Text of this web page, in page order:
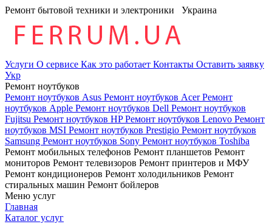
Ремонт бытовой техники и электроники Украина
Услуги О сервисе Как это работает Контакты Оставить заявку
Укр
Ремонт ноутбуков
Ремонт ноутбуков Asus Ремонт ноутбуков AcerРемонт
ноутбуков Apple Ремонт ноутбуков Dell Ремонт ноутбуков
Fujitsu Ремонт ноутбуков HPРемонт ноутбуков Lenovo Ремонт
ноутбуков MSI Ремонт ноутбуков Prestigio Ремонт ноутбуков
Samsung Ремонт ноутбуков Sony Ремонт ноутбуков Toshiba
Ремонт мобильных телефонов Ремонт планшетов Ремонт
мониторов Ремонт телевизоров Ремонт принтеров и МФУ
Ремонт кондиционеров Ремонт холодильников Ремонт
стиральных машин Ремонт бойлеров
Меню услуг
Главная
Каталог услуг